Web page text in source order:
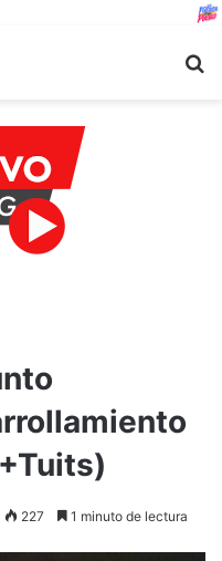
227 1 minuto de lectura